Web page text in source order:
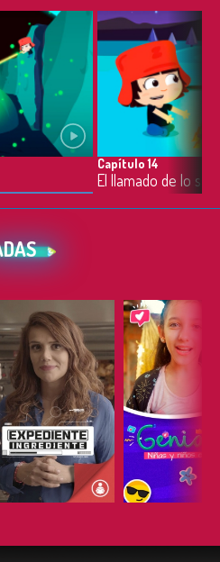
Capítulo 14
El llamado de lo
ESCUCHAR